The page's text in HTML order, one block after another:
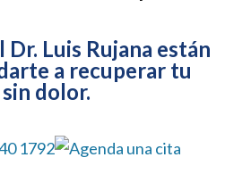
Luis Rujana están
a recuperar tu
dolor.